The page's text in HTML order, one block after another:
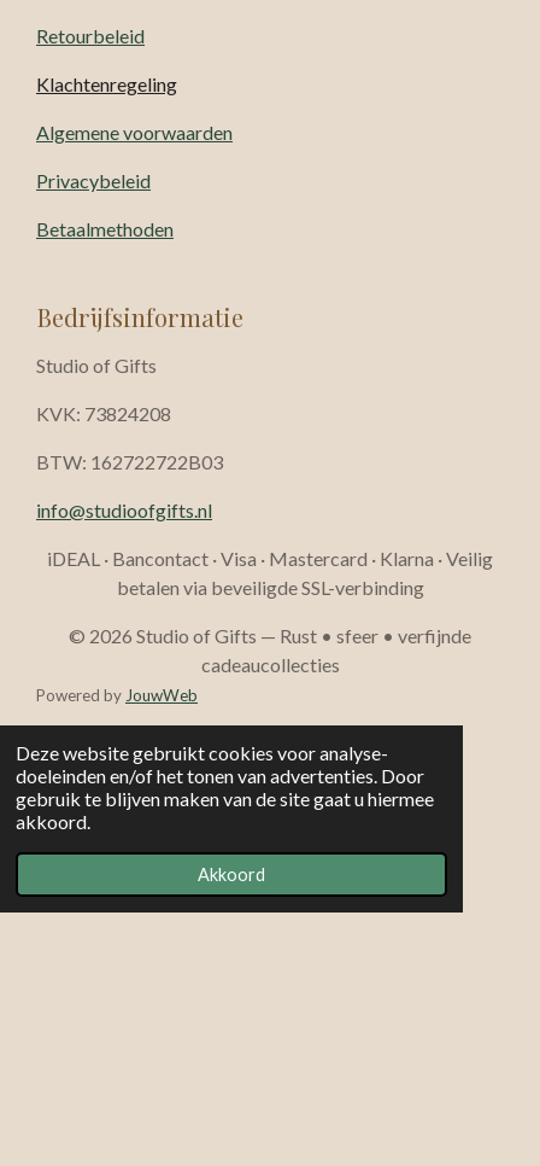
Deze website gebruikt cookies voor analyse-
doeleinden en/of het tonen van advertenties. Door
gebruik te blijven maken van de site gaat u hiermee
akkoord.
Akkoord
Retourbeleid
Klachtenregeling
Algemene voorwaarden
Privacybeleid
Betaalmethoden
Bedrijfsinformatie
Studio of Gifts
KVK: 73824208
BTW: 162722722B03
info@studioofgifts.nl
iDEAL · Bancontact · Visa · Mastercard · Klarna · Veilig
betalen via beveiligde SSL-verbinding
© 2026 Studio of Gifts — Rust • sfeer • verfijnde
cadeaucollecties
Powered by JouwWeb